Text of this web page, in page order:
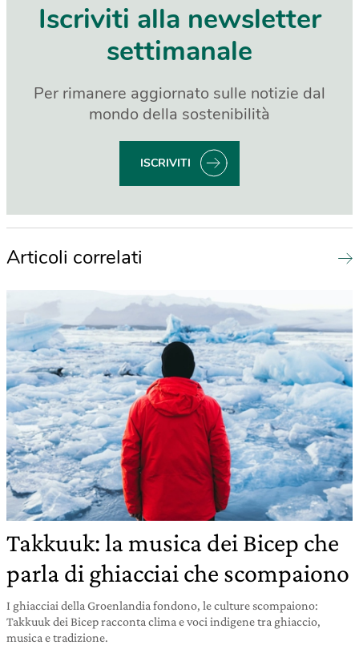
Iscriviti alla newsletter
settimanale
Per rimanere aggiornato sulle notizie dal
mondo della sostenibilità
ISCRIVITI
Articoli correlati
Takkuuk: la musica dei Bicep che
parla di ghiacciai che scompaiono
I ghiacciai della Groenlandia fondono, le culture scompaiono:
Takkuuk dei Bicep racconta clima e voci indigene tra ghiaccio,
musica e tradizione.